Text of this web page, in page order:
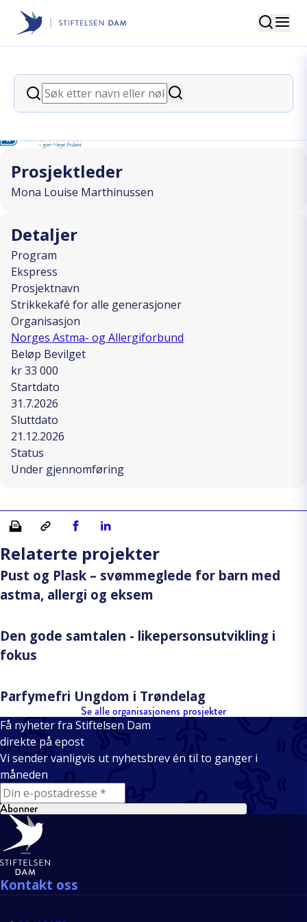
Stiftelsen Dam
Søk
Søk
Søk
back
Strikkekafé for alle generasjoner
Prosjektleder
Mona Louise Marthinussen
Detaljer
Program
Ekspress
Prosjektnavn
Strikkekafé for alle generasjoner
Organisasjon
Norges Astma- og Allergiforbund
Beløp Bevilget
kr 33 000
Startdato
31.7.2026
Sluttdato
21.12.2026
Status
Under gjennomføring
Skriv ut Kopiera länkDel på Facebook
Del på Linkedin
Relaterte projekter
Pust og Plask – svømmeglede for barn med
astma, allergi og eksem
Den gode samtalen - likepersonsutvikling i
fokus
Parfymefri Ungdom i Trøndelag
Se alle organisasjonens prosjekter
Få nyheter fra Stiftelsen Dam
direkte på epost
Vi sender vanligvis ut nyhetsbrev én til to ganger i
måneden
E-mail
Abonner
Bunntekst
Kontakt oss